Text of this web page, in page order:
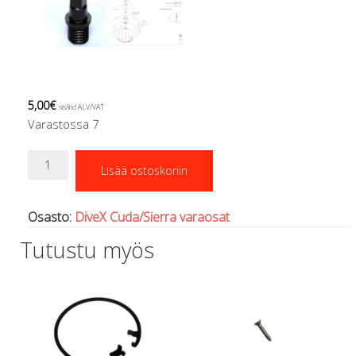
Regulaattorin letkut
Luolakamat
Mittarit ja tietokoneet
Kemikaalit - liimat, rasvat yms.
Puukot, leikkurit ja sakset
5,00€ sis/incl ALV/VAT
Varastossa 7
Shaft
Lisää ostoskoriin
Osasto: DiveX Cuda/Sierra varaosat
Tutustu myös